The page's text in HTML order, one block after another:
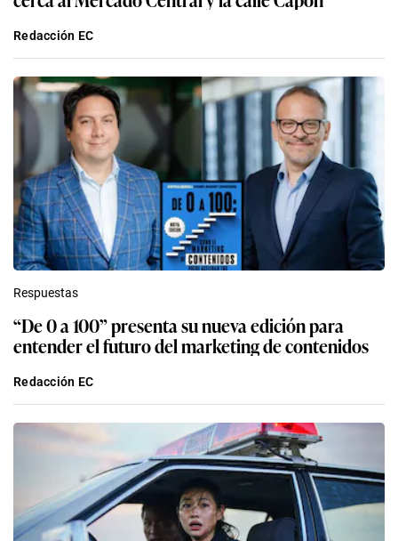
Redacción EC
Respuestas
“De 0 a 100” presenta su nueva edición para
entender el futuro del marketing de contenidos
Redacción EC